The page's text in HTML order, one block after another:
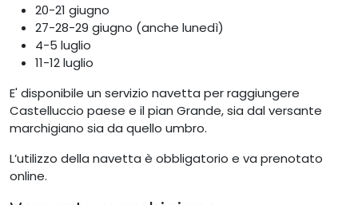
20-21 giugno
27-28-29 giugno (anche lunedì)
4-5 luglio
11-12 luglio
E' disponibile un servizio navetta per raggiungere
Castelluccio paese e il pian Grande, sia dal versante
marchigiano sia da quello umbro.
L’utilizzo della navetta è obbligatorio e va prenotato
online.